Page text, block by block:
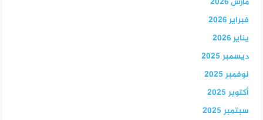
فبراير 2026
يناير 2026
ديسمبر 2025
نوفمبر 2025
أكتوبر 2025
سبتمبر 2025